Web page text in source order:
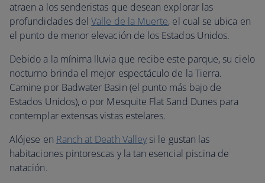
atraen a los senderistas que desean explorar las
profundidades delValle de la Muerte, el cual se ubica en
el punto de menor elevación de los Estados Unidos.
Debido a la mínima lluvia que recibe este parque, su cielo
nocturno brinda el mejor espectáculo de la Tierra.
Camine por Badwater Basin (el punto más bajo de
Estados Unidos), o por Mesquite Flat Sand Dunes para
contemplar extensas vistas estelares.
Alójese en Ranch at Death Valley si le gustan las
habitaciones pintorescas y la tan esencial piscina de
natación.